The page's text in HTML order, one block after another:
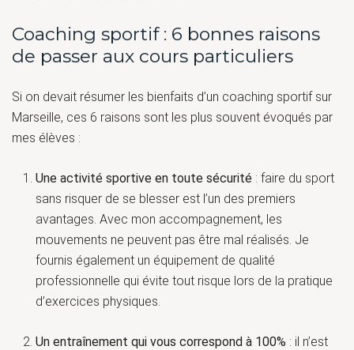
Coaching sportif : 6 bonnes raisons
de passer aux cours particuliers
Si on devait résumer les bienfaits d’un coaching sportif sur
Marseille, ces 6 raisons sont les plus souvent évoqués par
mes élèves :
Une activité sportive en toute sécurité : faire du sport
sans risquer de se blesser est l’un des premiers
avantages. Avec mon accompagnement, les
mouvements ne peuvent pas être mal réalisés. Je
fournis également un équipement de qualité
professionnelle qui évite tout risque lors de la pratique
d’exercices physiques.
Un entraînement qui vous correspond à 100% : il n’est